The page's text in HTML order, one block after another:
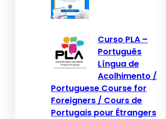
Curso PLA –
Português
Língua de
Acolhimento /
Portuguese Course for
Foreigners / Cours de
Portugais pour Étrangers